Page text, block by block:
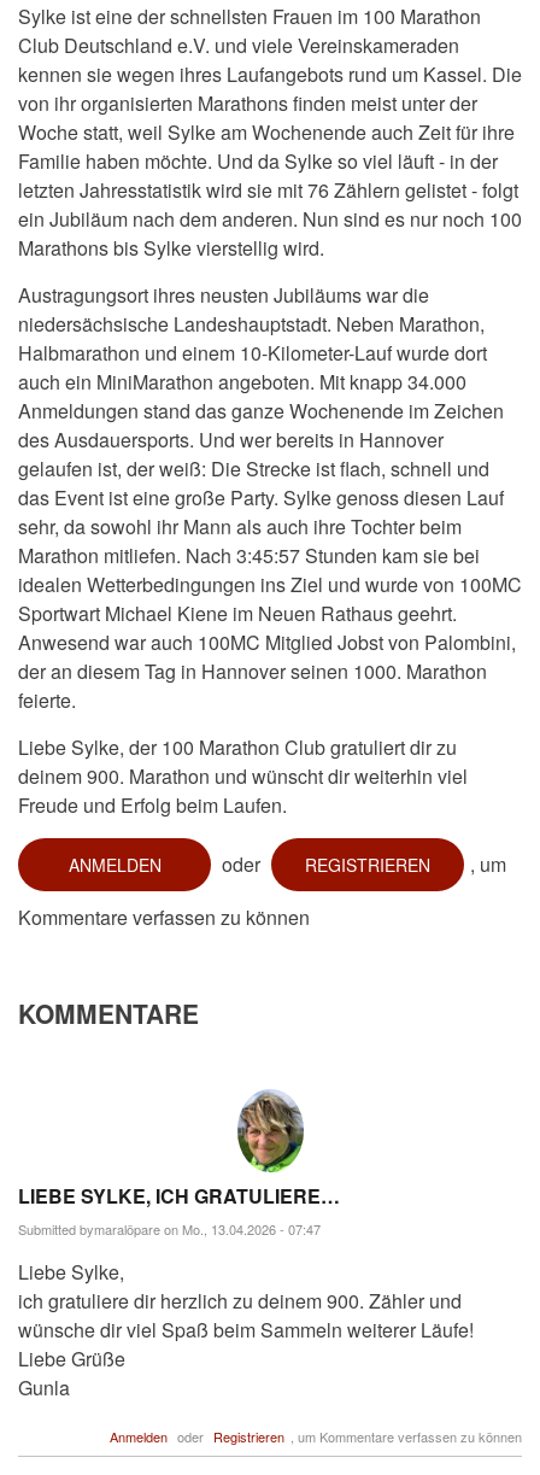
Sylke ist eine der schnellsten Frauen im 100 Marathon
Club Deutschland e.V. und viele Vereinskameraden
kennen sie wegen ihres Laufangebots rund um Kassel. Die
von ihr organisierten Marathons finden meist unter der
Woche statt, weil Sylke am Wochenende auch Zeit für ihre
Familie haben möchte. Und da Sylke so viel läuft - in der
letzten Jahresstatistik wird sie mit 76 Zählern gelistet - folgt
ein Jubiläum nach dem anderen. Nun sind es nur noch 100
Marathons bis Sylke vierstellig wird.
Austragungsort ihres neusten Jubiläums war die
niedersächsische Landeshauptstadt. Neben Marathon,
Halbmarathon und einem 10-Kilometer-Lauf wurde dort
auch ein MiniMarathon angeboten. Mit knapp 34.000
Anmeldungen stand das ganze Wochenende im Zeichen
des Ausdauersports. Und wer bereits in Hannover
gelaufen ist, der weiß: Die Strecke ist flach, schnell und
das Event ist eine große Party. Sylke genoss diesen Lauf
sehr, da sowohl ihr Mann als auch ihre Tochter beim
Marathon mitliefen. Nach 3:45:57 Stunden kam sie bei
idealen Wetterbedingungen ins Ziel und wurde von 100MC
Sportwart Michael Kiene im Neuen Rathaus geehrt.
Anwesend war auch 100MC Mitglied Jobst von Palombini,
der an diesem Tag in Hannover seinen 1000. Marathon
feierte.
Liebe Sylke, der 100 Marathon Club gratuliert dir zu
deinem 900. Marathon und wünscht dir weiterhin viel
Freude und Erfolg beim Laufen.
ANMELDEN oder REGISTRIEREN
, um
Kommentare verfassen zu können
KOMMENTARE
LIEBE SYLKE, ICH GRATULIERE…
Submitted bymaralöpareon Mo., 13.04.2026 - 07:47
Liebe Sylke,
ich gratuliere dir herzlich zu deinem 900. Zähler und
wünsche dir viel Spaß beim Sammeln weiterer Läufe!
Liebe Grüße
Gunla
Anmelden oder Registrieren , um Kommentare verfassen zu können